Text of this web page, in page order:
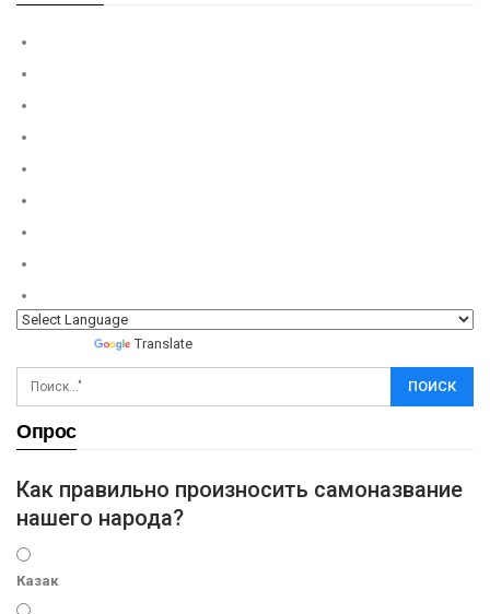
Translate
Опрос
Как правильно произносить самоназвание
нашего народа?
Казак